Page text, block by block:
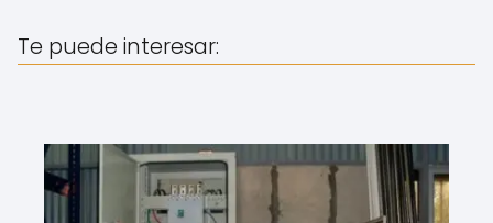
Te puede interesar: